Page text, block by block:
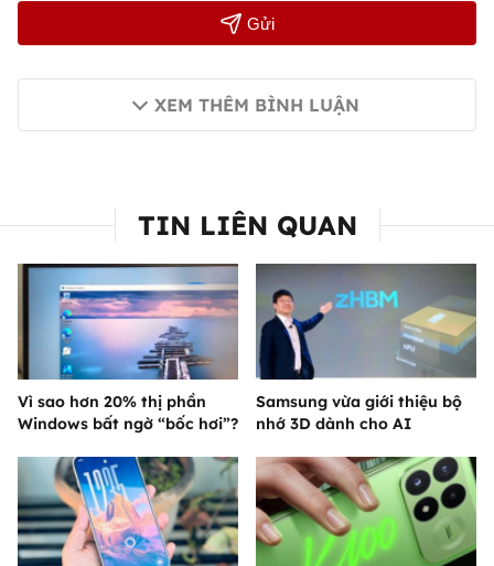
Gửi
XEM THÊM BÌNH LUẬN
TIN LIÊN QUAN
Vì sao hơn 20% thị phần
Windows bất ngờ “bốc hơi”?
Samsung vừa giới thiệu bộ
nhớ 3D dành cho AI